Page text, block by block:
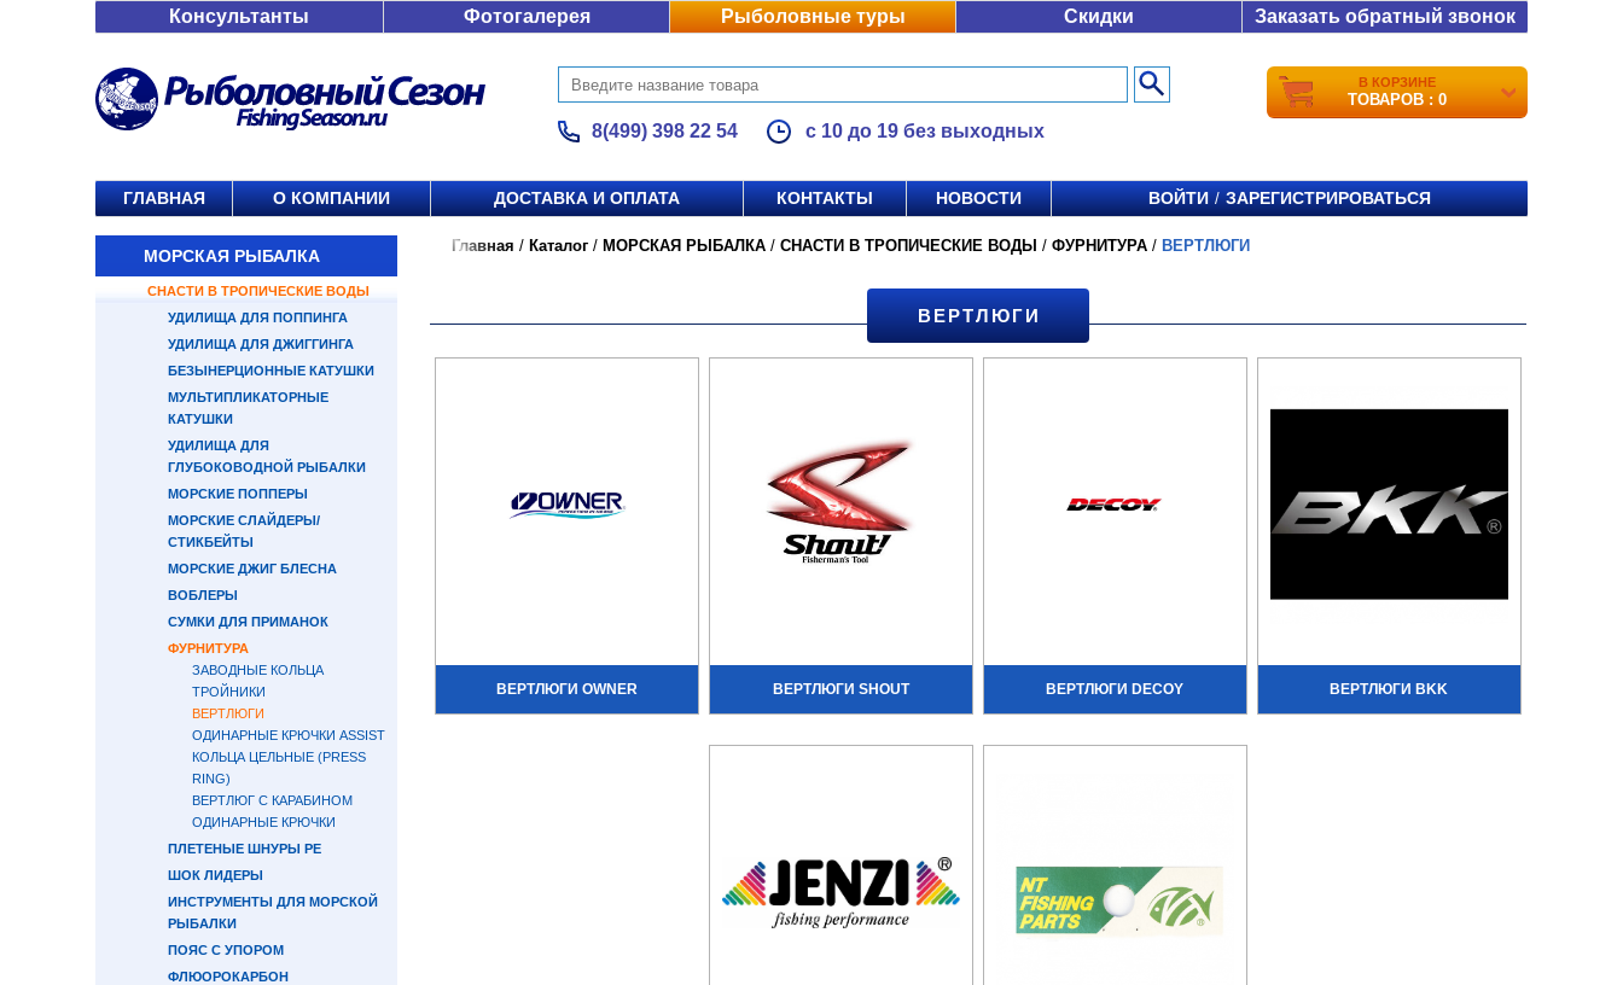
Консультанты Фотогалерея Рыболовные туры Скидки Заказать обратный звонок
8(499) 398 22 54 с 10 до 19 без выходных
В КОРЗИНЕ
ТОВАРОВ : 0
ГЛАВНАЯ О КОМПАНИИ ДОСТАВКА И ОПЛАТА КОНТАКТЫ НОВОСТИ ВОЙТИ / ЗАРЕГИСТРИРОВАТЬСЯ
МОРСКАЯ РЫБАЛКА
СНАСТИ В ТРОПИЧЕСКИЕ ВОДЫ
УДИЛИЩА ДЛЯ ПОППИНГА
УДИЛИЩА ДЛЯ ДЖИГГИНГА
БЕЗЫНЕРЦИОННЫЕ КАТУШКИ
МУЛЬТИПЛИКАТОРНЫЕ
КАТУШКИ
УДИЛИЩА ДЛЯ
ГЛУБОКОВОДНОЙ РЫБАЛКИ
МОРСКИЕ ПОППЕРЫ
МОРСКИЕ СЛАЙДЕРЫ/
СТИКБЕЙТЫ
МОРСКИЕ ДЖИГ БЛЕСНА
ВОБЛЕРЫ
СУМКИ ДЛЯ ПРИМАНОК
ФУРНИТУРА
ЗАВОДНЫЕ КОЛЬЦА
ТРОЙНИКИ
ВЕРТЛЮГИ
ОДИНАРНЫЕ КРЮЧКИ ASSIST
КОЛЬЦА ЦЕЛЬНЫЕ (PRESS
RING)
ВЕРТЛЮГ С КАРАБИНОМ
ОДИНАРНЫЕ КРЮЧКИ
ПЛЕТЕНЫЕ ШНУРЫ PE
ШОК ЛИДЕРЫ
ИНСТРУМЕНТЫ ДЛЯ МОРСКОЙ
РЫБАЛКИ
ПОЯС С УПОРОМ
ФЛЮОРОКАРБОН
Главная / Каталог / МОРСКАЯ РЫБАЛКА / СНАСТИ В ТРОПИЧЕСКИЕ ВОДЫ / ФУРНИТУРА / ВЕРТЛЮГИ
ВЕРТЛЮГИ
ВЕРТЛЮГИ OWNER ВЕРТЛЮГИ SHOUT ВЕРТЛЮГИ DECOY ВЕРТЛЮГИ BKK